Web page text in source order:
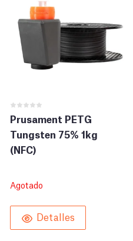
Prusament PETG
Tungsten 75% 1kg
(NFC)
Agotado
Detalles